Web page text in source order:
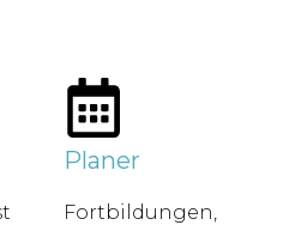
Planer
Fortbildungen,